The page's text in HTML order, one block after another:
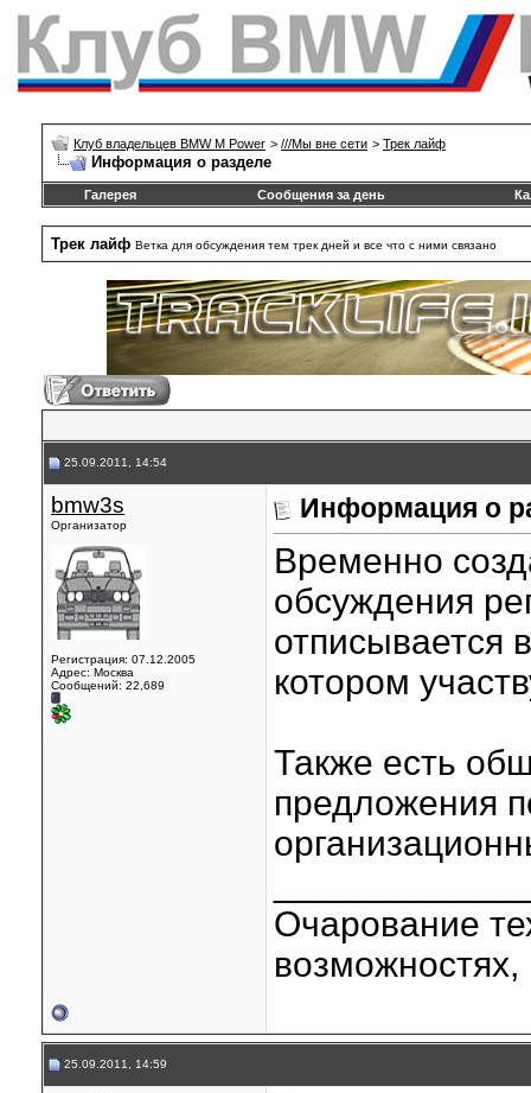
Клуб владельцев BMW M Power > ///Mы вне сети > Трек лайф
Информация о разделе
Галерея Сообщения за день
Трек лайф Ветка для обсуждения тем трек дней и все что с ними связано
25.09.2011, 14:54
bmw3s
Организатор
Регистрация: 07.12.2005
Адрес: Москва
Сообщений: 22,689
Информация о
Временно
обсуждения
отписывается
котором
Также есть
предложения
Очарование
возможностях,
25.09.2011, 14:59